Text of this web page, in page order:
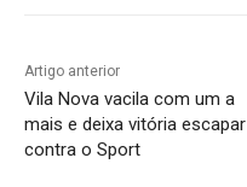
Artigo anterior
Vila Nova vacila com um a
mais e deixa vitória escapar
contra o Sport